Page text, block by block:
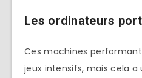
Les ordinateurs
Ces machines
jeux intensifs, mais cela a